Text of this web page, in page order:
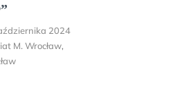
2024
M. Wrocław,